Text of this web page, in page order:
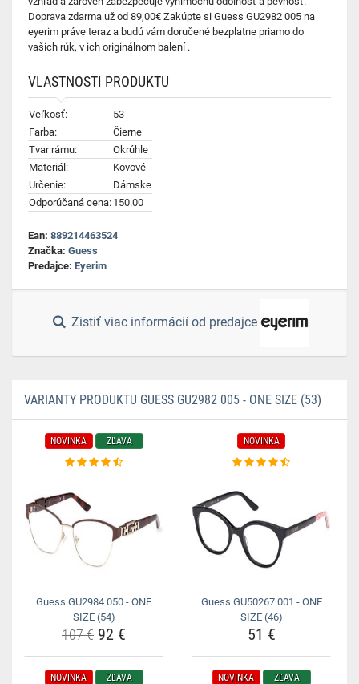
Doprava zdarma už od 89,00€ Zakúpte si Guess GU2982 005 na
eyerim práve teraz a budú vám doručené bezplatne priamo do
vašich rúk, v ich originálnom balení .
VLASTNOSTI PRODUKTU
Veľkosť:
53
Farba:
Čierne
Tvar rámu:
Okrúhle
Materiál:
Kovové
Určenie:
Dámske
Odporúčaná cena: 150.00
Ean: 889214463524
Značka: Guess
Predajce: Eyerim
Zistiť viac informácií od predajce
VARIANTY PRODUKTU GUESS GU2982 005 - ONE SIZE (53)
NOVINKA ZĽAVA
Guess GU2984 050 - ONE
SIZE (54)
107 € 92 €
NOVINKA
Guess GU50267 001 - ONE
SIZE (46)
51 €
NOVINKA ZĽAVA NOVINKA ZĽAVA